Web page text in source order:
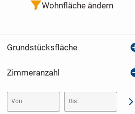
Wohnfläche ändern
Grundstücksfläche
Zimmeranzahl
Von Bis